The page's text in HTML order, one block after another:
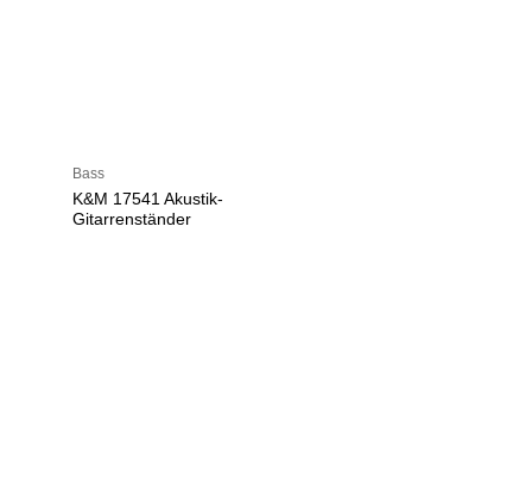
Bass
K&M 17541 Akustik-
Gitarrenständer